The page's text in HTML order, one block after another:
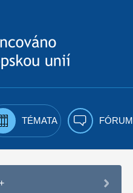
TÉMATA FÓRUM